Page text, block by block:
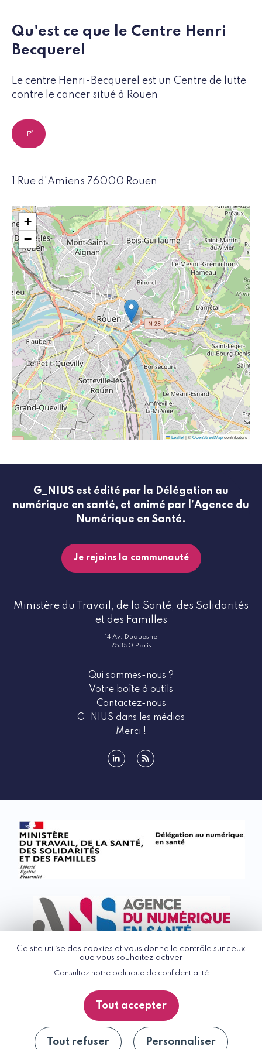
Ce site utilise des cookies et vous donne le contrôle sur ceux
que vous souhaitez activer
Consultez notre politique de confidentialité
Tout accepter
Tout refuser Personnaliser
Qu'est ce que le Centre Henri
Becquerel
Le centre Henri-Becquerel est un Centre de lutte
contre le cancer situé à Rouen
1 Rue d'Amiens 76000 Rouen
+
−
Leaflet|©OpenStreetMapcontributors
G_NIUS est édité par la Délégation au
numérique en santé, et animé par l’Agence du
Numérique en Santé.
Je rejoins la communauté
Ministère du Travail, de la Santé, des Solidarités
et des Familles
14 Av. Duquesne
75350 Paris
Qui sommes-nous ?
Votre boîte à outils
Contactez-nous
G_NIUS dans les médias
Merci !
© G_NIUS 2026
Politique de confidentialité
Accessibilité : partiellement conforme
Plan du site